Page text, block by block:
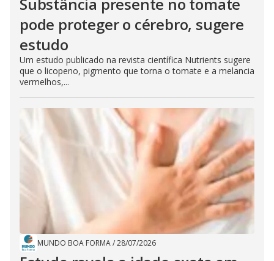
pode proteger o cérebro, sugere
estudo
Um estudo publicado na revista científica Nutrients sugere
que o licopeno, pigmento que torna o tomate e a melancia
vermelhos,...
MUNDO BOA FORMA/28/07/2026